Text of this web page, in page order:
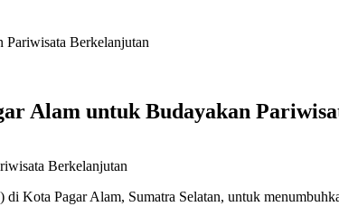
Pariwisata Berkelanjutan
Alam untuk Budayakan
Kota Pagar Alam, Sumatra Selatan, untuk